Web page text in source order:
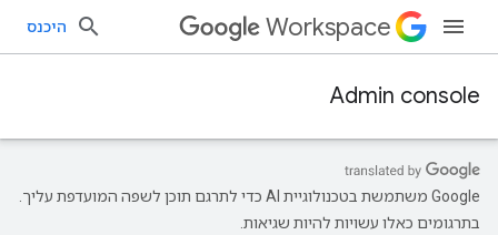
Workspace היכנס
Admin console
‫Google משתמשת בטכנולוגיית AI כדי לתרגם תוכן לשפה המועדפת עליך.
בתרגומים כאלו עשויות להיות שגיאות.